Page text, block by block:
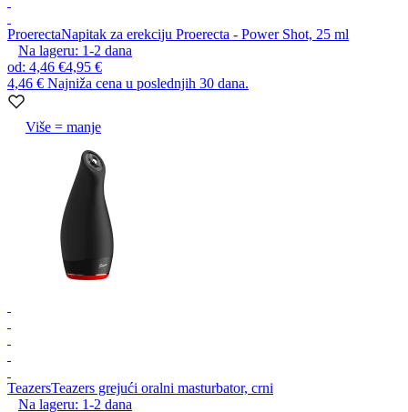
ProerectaNapitak za erekciju Proerecta - Power Shot, 25 ml
Na lageru: 1-2 dana
od: 4,46 €4,95 €
4,46 € Najniža cena u poslednjih 30 dana.
Više = manje
TeazersTeazers grejući oralni masturbator, crni
Na lageru: 1-2 dana